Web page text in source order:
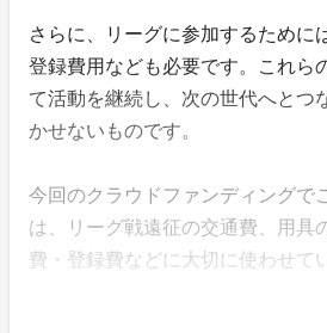
さらに、リーグに参加するために
登録費用なども必要です。これら
て活動を継続し、次の世代へとつ
かせないものです。
今回のクラウドファンディングで
は、リーグ戦遠征の交通費、用具
費・登録費などに大切に使わせて